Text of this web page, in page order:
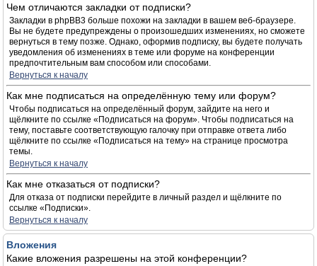
Чем отличаются закладки от подписки?
Закладки в phpBB3 больше похожи на закладки в вашем веб-браузере.
Вы не будете предупреждены о произошедших изменениях, но сможете
вернуться в тему позже. Однако, оформив подписку, вы будете получать
уведомления об изменениях в теме или форуме на конференции
предпочтительным вам способом или способами.
Вернуться к началу
Как мне подписаться на определённую тему или форум?
Чтобы подписаться на определённый форум, зайдите на него и
щёлкните по ссылке «Подписаться на форум». Чтобы подписаться на
тему, поставьте соответствующую галочку при отправке ответа либо
щёлкните по ссылке «Подписаться на тему» на странице просмотра
темы.
Вернуться к началу
Как мне отказаться от подписки?
Для отказа от подписки перейдите в личный раздел и щёлкните по
ссылке «Подписки».
Вернуться к началу
Вложения
Какие вложения разрешены на этой конференции?